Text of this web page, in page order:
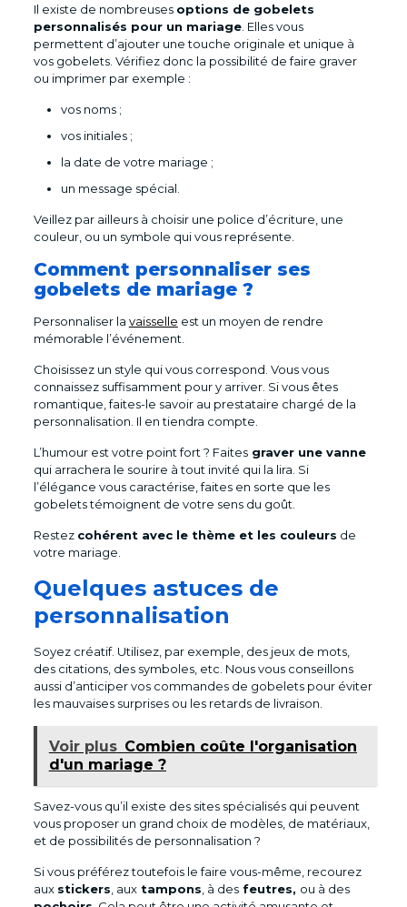
Il existe de nombreuses options de gobelets
personnalisés pour un mariage. Elles vous
permettent d’ajouter une touche originale et unique à
vos gobelets. Vérifiez donc la possibilité de faire graver
ou imprimer par exemple :
vos noms ;
vos initiales ;
la date de votre mariage ;
un message spécial.
Veillez par ailleurs à choisir une police d’écriture, une
couleur, ou un symbole qui vous représente.
Comment personnaliser ses
gobelets de mariage ?
Personnaliser la vaisselle est un moyen de rendre
mémorable l’événement.
Choisissez un style qui vous correspond. Vous vous
connaissez suffisamment pour y arriver. Si vous êtes
romantique, faites-le savoir au prestataire chargé de la
personnalisation. Il en tiendra compte.
L’humour est votre point fort ? Faitesgraver une vanne
qui arrachera le sourire à tout invité qui la lira. Si
l’élégance vous caractérise, faites en sorte que les
gobelets témoignent de votre sens du goût.
Restez cohérent avec le thème et les couleurs de
votre mariage.
Quelques astuces de
personnalisation
Soyez créatif. Utilisez, par exemple, des jeux de mots,
des citations, des symboles, etc. Nous vous conseillons
aussi d’anticiper vos commandes de gobelets pour éviter
les mauvaises surprises ou les retards de livraison.
Voir plus Combien coûte l'organisation
d'un mariage ?
Savez-vous qu’il existe des sites spécialisés qui peuvent
vous proposer un grand choix de modèles, de matériaux,
et de possibilités de personnalisation ?
Si vous préférez toutefois le faire vous-même, recourez
aux stickers , auxtampons , à desfeutres, ou à des